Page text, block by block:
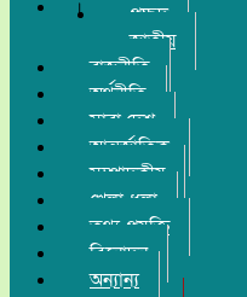
প্রচ্ছদ
জাতীয়
রাজনীতি
অর্থনীতি
সারা দেশ
আন্তর্জাতিক
সম্পাদকীয়
খেলা-ধুলা
তথ্য-প্রযুক্তি
বিনোদন
অন্যান্য